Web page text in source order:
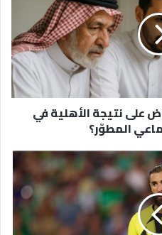
على نتيجة الأهلية في
المطوّر؟